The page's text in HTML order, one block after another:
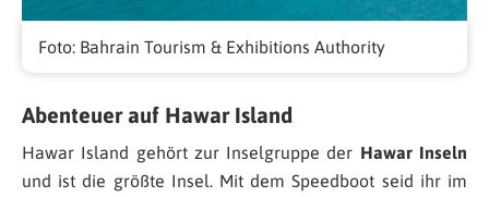
Foto: Bahrain Tourism & Exhibitions Authority
Abenteuer auf Hawar Island
Hawar Island gehört zur Inselgruppe der Hawar Inseln
und ist die größte Insel. Mit dem Speedboot seid ihr im